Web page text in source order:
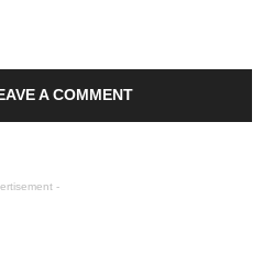
A COMMENT
-